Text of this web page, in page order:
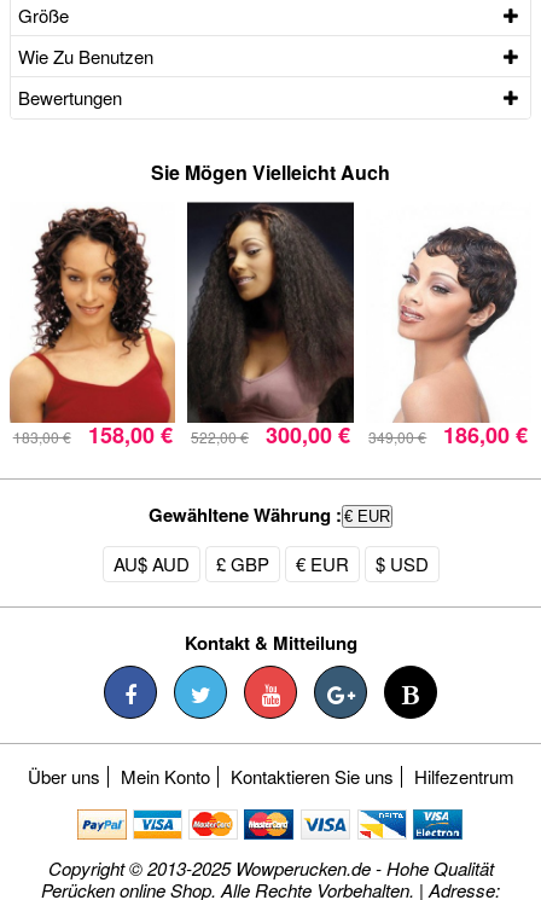
Größe
Wie Zu Benutzen
Bewertungen
Sie Mögen Vielleicht Auch
183,00 € 158,00 € 522,00 € 300,00 € 349,00 € 186,00 €
Gewähltene Währung : € EUR
AU$ AUD £ GBP € EUR $ USD
Kontakt & Mitteilung
Über uns Mein Konto Kontaktieren Sie uns Hilfezentrum
Copyright © 2013-2025 Wowperucken.de - Hohe Qualität
Perücken online Shop. Alle Rechte Vorbehalten. | Adresse: